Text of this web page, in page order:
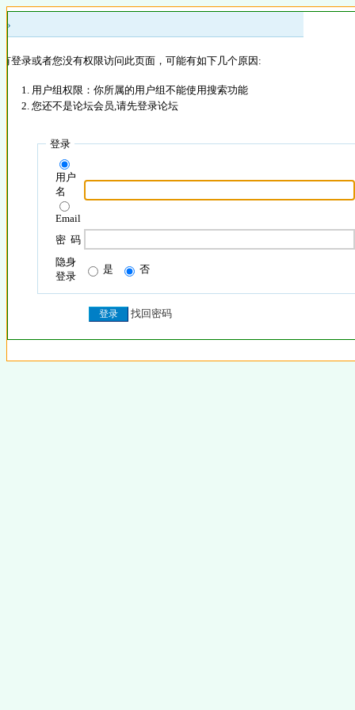
»
登录或者您没有权限访问此页面，可能有如下几个原因:
用户组权限：你所属的用户组不能使用搜索功能
您还不是论坛会员,请先登录论坛
登录
用户
名
Email
密 码
隐身
登录
是 否
找回密码